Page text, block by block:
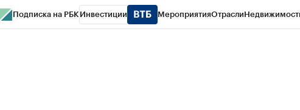
Подписка на РБК Инвестиции МероприятияОтрасли